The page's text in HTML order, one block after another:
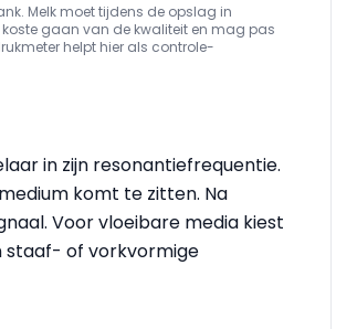
Melk moet tijdens de opslag in
gaan van de kwaliteit en mag pas
helpt hier als controle-
in zijn resonantiefrequentie.
komt te zitten. Na
Voor vloeibare media kiest
staaf- of vorkvormige